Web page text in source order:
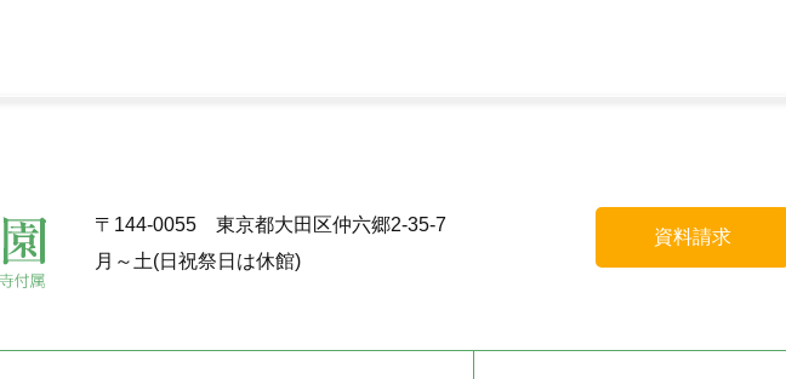
〒144-0055 東京都大田区仲六郷2-35-7
月～土(日祝祭日は休館)
資料請求